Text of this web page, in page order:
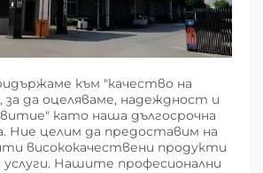
към "качество на
да оцеляваме, надеждност и
като наша дългосрочна
Ние целим да предоставим на
висококачествени продукти
услуги. Нашите професионални